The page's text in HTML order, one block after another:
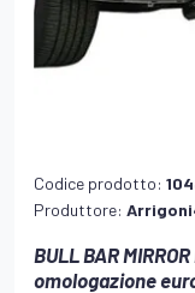
Codice prodotto:
Produttore:
BULL BAR
omologazione